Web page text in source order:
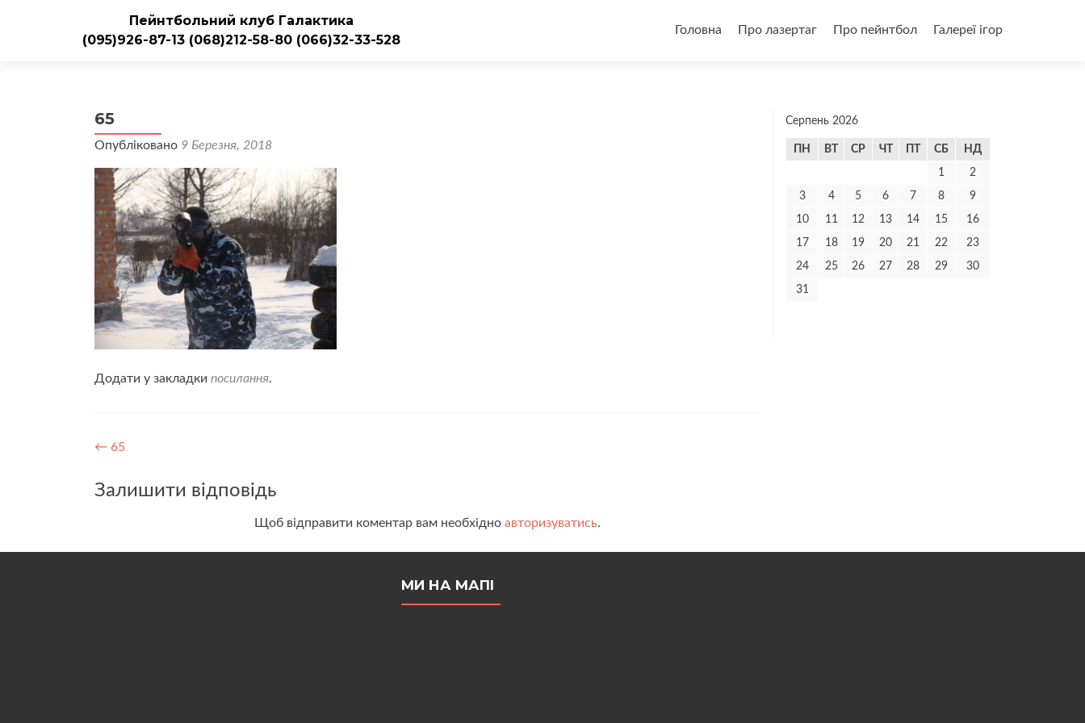
Пейнтбольний клуб Галактика
(095)926-87-13 (068)212-58-80 (066)32-33-528
до
Головна Про лазертаг Про пейнтбол Галереї ігор
65
Опубліковано 9 Березня, 2018
Додати у закладки посилання.
Навігація
записів
← 65
Залишити відповідь
Щоб відправити коментар вам необхідно авторизуватись.
Серпень 2026
ПН ВТ СР ЧТ СБ НД
1 2
3 4 5 6 7 8 9
10 11 12 13 14 15 16
17 18 19 20 21 22 23
24 25 26 27 28 29 30
31
МИ НА МАПІ